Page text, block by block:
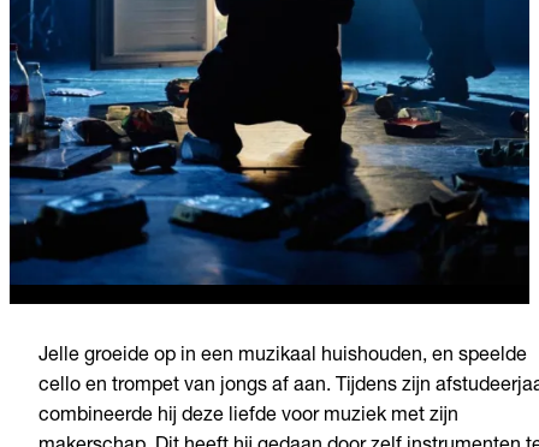
Jelle groeide op in een muzikaal huishouden, en speelde
cello en trompet van jongs af aan. Tijdens zijn
combineerde hij deze liefde voor muziek met zijn